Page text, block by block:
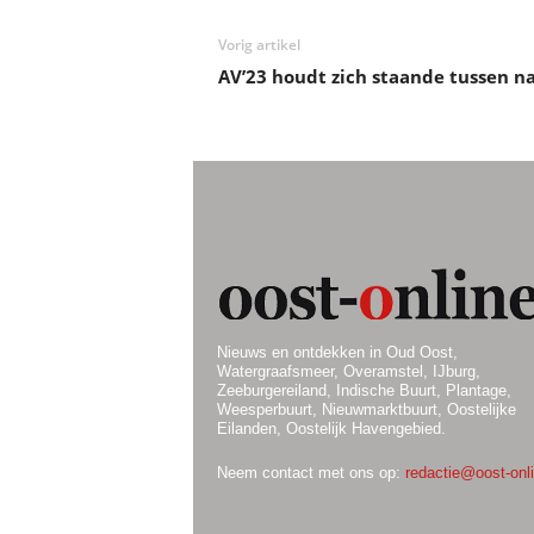
Vorig artikel
AV’23 houdt zich staande tussen
Nieuws en ontdekken in Oud Oost,
Watergraafsmeer, Overamstel, IJburg,
Zeeburgereiland, Indische Buurt, Plantage,
Weesperbuurt, Nieuwmarktbuurt, Oostelijke
Eilanden, Oostelijk Havengebied.
Neem contact met ons op: redactie@oost-